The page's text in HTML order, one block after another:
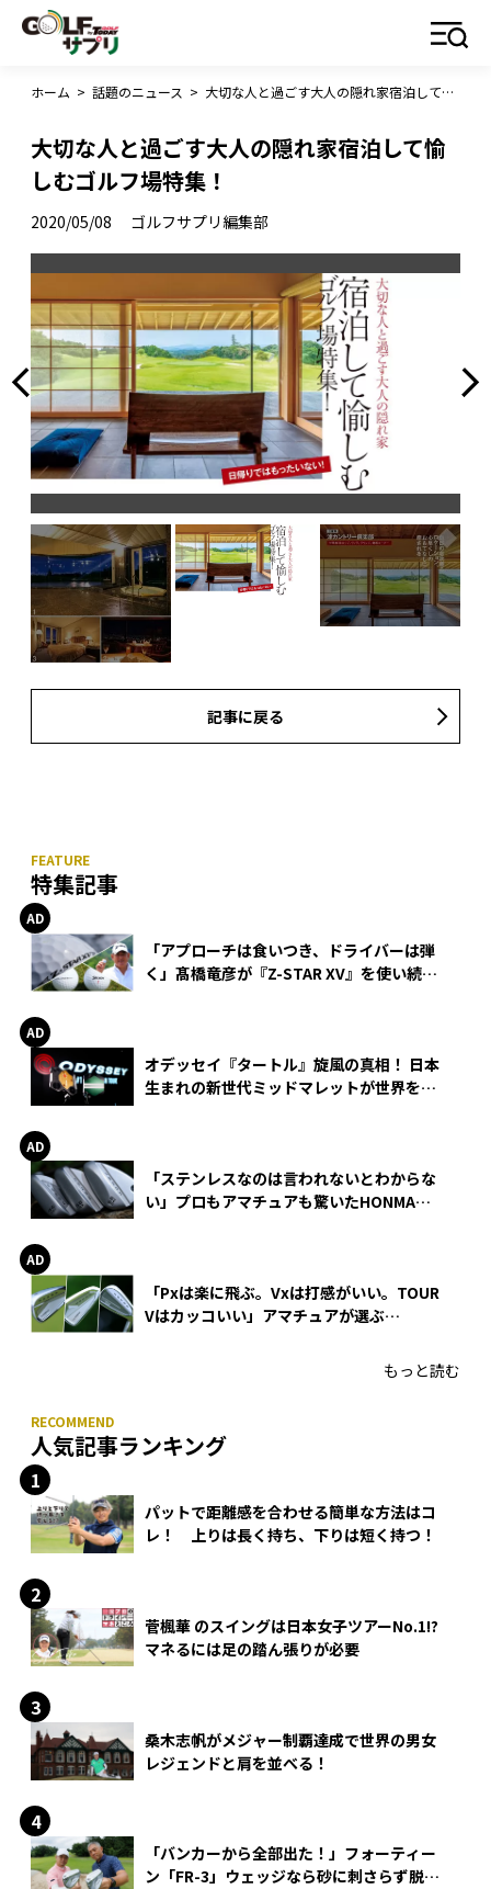
ホーム > 話題のニュース > 大切な人と過ごす大人の隠れ家宿泊して愉しむゴルフ場特集！
大切な人と過ごす大人の隠れ家宿泊して愉
しむゴルフ場特集！
2020/05/08 ゴルフサプリ編集部
記事に戻る
特集記事
「アプローチは食いつき、ドライバーは弾
く」髙橋竜彦が『Z-STAR XV』を使い続け
オデッセイ『タートル』旋風の真相！ 日本
生まれの新世代ミッドマレットが世界を席
「ステンレスなのは言われないとわからな
い」プロもアマチュアも驚いたHONMA
「Pxは楽に飛ぶ。Vxは打感がいい。TOUR
Vはカッコいい」アマチュアが選ぶ
もっと読む
人気記事ランキング
パットで距離感を合わせる簡単な方法はコ
レ！ 上りは長く持ち、下りは短く持つ！
菅楓華 のスイングは日本女子ツアーNo.1!?
マネるには足の踏ん張りが必要
桑木志帆がメジャー制覇達成で世界の男女
レジェンドと肩を並べる！
「バンカーから全部出た！」フォーティー
ン「FR-3」ウェッジなら砂に刺さらず脱出